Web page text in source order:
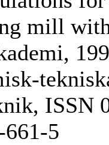
mill
ISSN
5